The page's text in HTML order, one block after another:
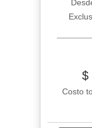
$
Costo